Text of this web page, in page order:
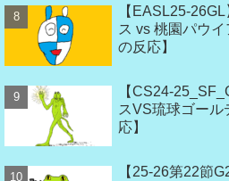
【EASL25-
ス vs 桃園パウ
の反応】
【CS24-
スVS琉球ゴール
応】
【25-26第22節